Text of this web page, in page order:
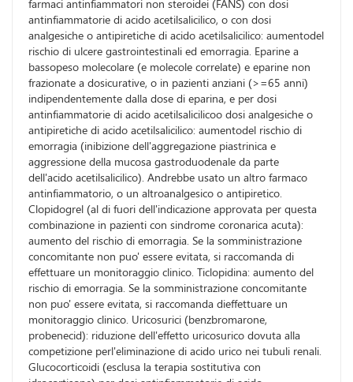
farmaci antinfiammatori non steroidei (FANS) con dosi
antinfiammatorie di acido acetilsalicilico, o con dosi
analgesiche o antipiretiche di acido acetilsalicilico: aumentodel
rischio di ulcere gastrointestinali ed emorragia. Eparine a
bassopeso molecolare (e molecole correlate) e eparine non
frazionate a dosicurative, o in pazienti anziani (>=65 anni)
indipendentemente dalla dose di eparina, e per dosi
antinfiammatorie di acido acetilsalicilicoo dosi analgesiche o
antipiretiche di acido acetilsalicilico: aumentodel rischio di
emorragia (inibizione dell'aggregazione piastrinica e
aggressione della mucosa gastroduodenale da parte
dell'acido acetilsalicilico). Andrebbe usato un altro farmaco
antinfiammatorio, o un altroanalgesico o antipiretico.
Clopidogrel (al di fuori dell'indicazione approvata per questa
combinazione in pazienti con sindrome coronarica acuta):
aumento del rischio di emorragia. Se la somministrazione
concomitante non puo' essere evitata, si raccomanda di
effettuare un monitoraggio clinico. Ticlopidina: aumento del
rischio di emorragia. Se la somministrazione concomitante
non puo' essere evitata, si raccomanda dieffettuare un
monitoraggio clinico. Uricosurici (benzbromarone,
probenecid): riduzione dell'effetto uricosurico dovuta alla
competizione perl'eliminazione di acido urico nei tubuli renali.
Glucocorticoidi (esclusa la terapia sostitutiva con